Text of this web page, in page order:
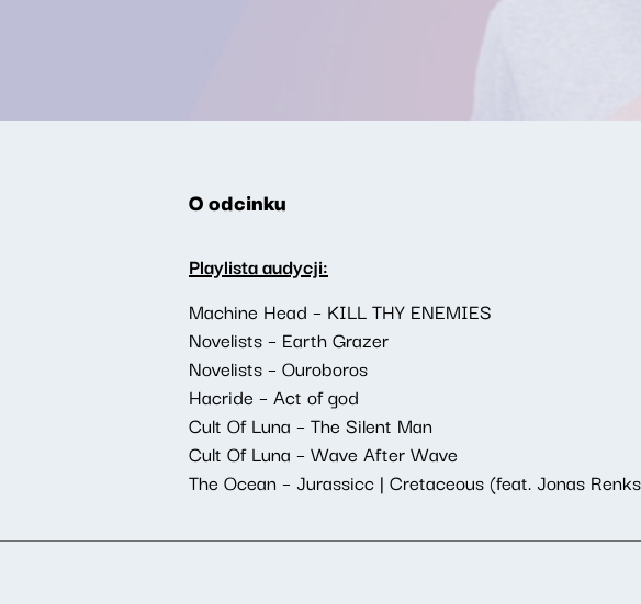
O odcinku
Playlista audycji:
Machine Head – KILL THY ENEMIES
Novelists – Earth Grazer
Novelists – Ouroboros
Hacride – Act of god
Cult Of Luna – The Silent Man
Cult Of Luna – Wave After Wave
The Ocean – Jurassicc | Cretaceous (feat. Jonas